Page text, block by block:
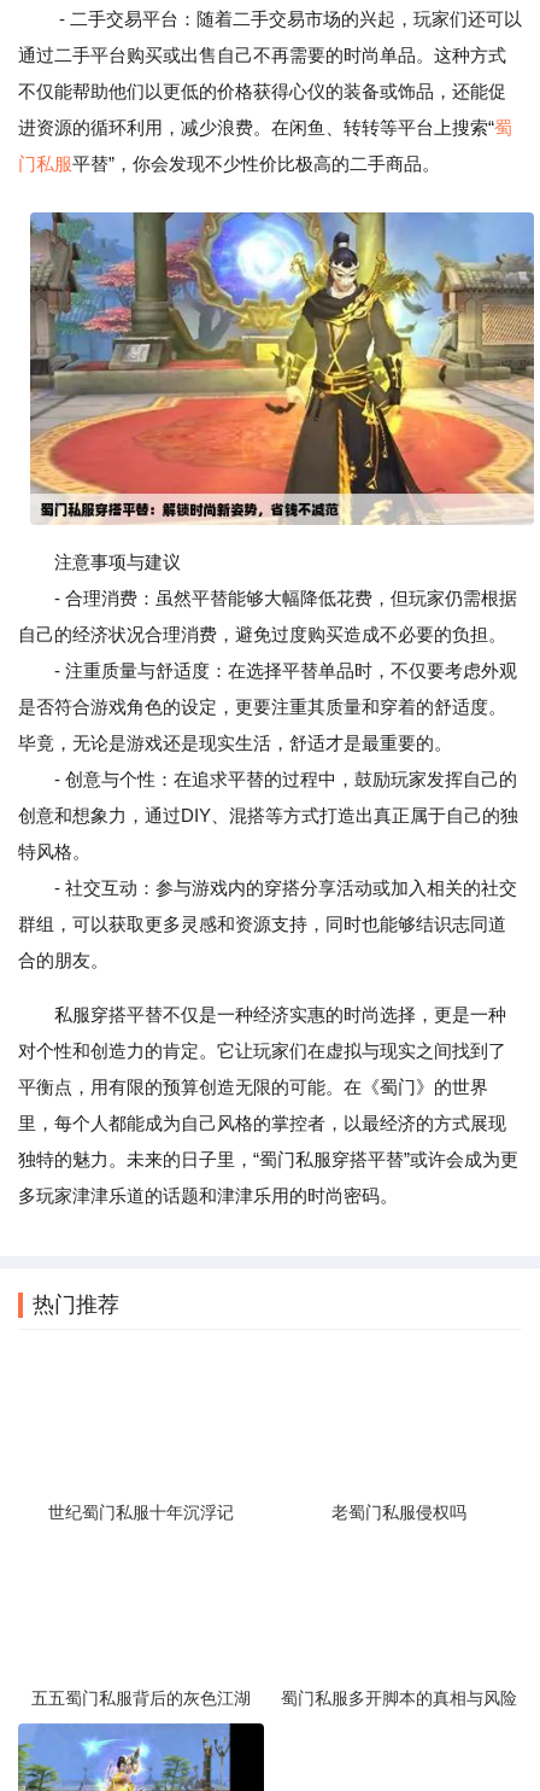
- 二手交易平台：随着二手交易市场的兴起，玩家们还可以
通过二手平台购买或出售自己不再需要的时尚单品。这种方式
不仅能帮助他们以更低的价格获得心仪的装备或饰品，还能促
进资源的循环利用，减少浪费。在闲鱼、转转等平台上搜索“蜀
门私服平替”，你会发现不少性价比极高的二手商品。
注意事项与建议
- 合理消费：虽然平替能够大幅降低花费，但玩家仍需根据
自己的经济状况合理消费，避免过度购买造成不必要的负担。
- 注重质量与舒适度：在选择平替单品时，不仅要考虑外观
是否符合游戏角色的设定，更要注重其质量和穿着的舒适度。
毕竟，无论是游戏还是现实生活，舒适才是最重要的。
- 创意与个性：在追求平替的过程中，鼓励玩家发挥自己的
创意和想象力，通过DIY、混搭等方式打造出真正属于自己的独
特风格。
- 社交互动：参与游戏内的穿搭分享活动或加入相关的社交
群组，可以获取更多灵感和资源支持，同时也能够结识志同道
合的朋友。
私服穿搭平替不仅是一种经济实惠的时尚选择，更是一种
对个性和创造力的肯定。它让玩家们在虚拟与现实之间找到了
平衡点，用有限的预算创造无限的可能。在《蜀门》的世界
里，每个人都能成为自己风格的掌控者，以最经济的方式展现
独特的魅力。未来的日子里，“蜀门私服穿搭平替”或许会成为更
多玩家津津乐道的话题和津津乐用的时尚密码。
热门推荐
世纪蜀门私服十年沉浮记 老蜀门私服侵权吗
五五蜀门私服背后的灰色江湖 蜀门私服多开脚本的真相与风险